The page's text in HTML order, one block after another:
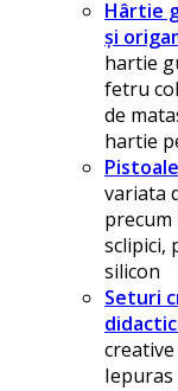
Hârtie
și
hartie
fetru
de
hartie
variata
precum
sclipici,
silicon
Seturi
Iepuras